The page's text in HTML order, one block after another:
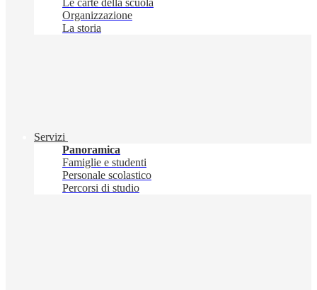
Le carte della scuola
Organizzazione
La storia
Servizi
Panoramica
Famiglie e studenti
Personale scolastico
Percorsi di studio